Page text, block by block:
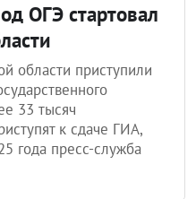
ОГЭ стартовал
области приступили
33 тысяч
к сдаче ГИА,
года пресс-служба